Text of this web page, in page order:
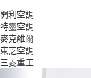
開利空調
特靈空調
麥克維爾
東芝空調
三菱重工